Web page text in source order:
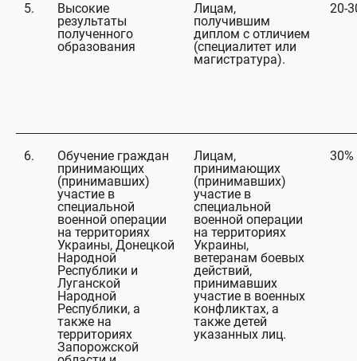
5.
Высокие
результаты
полученного
образования
Лицам,
получившим
диплом с отличием
(специалитет или
магистратура).
20-
6.
Обучение граждан
принимающих
(принимавших)
участие в
специальной
военной операции
на территориях
Украины, Донецкой
Народной
Республики и
Луганской
Народной
Республики, а
также на
территориях
Запорожской
Лицам,
принимающих
(принимавших)
участие в
специальной
военной операции
на территориях
Украины,
ветеранам боевых
действий,
принимавших
участие в военных
конфликтах, а
также детей
указанных лиц.
30%